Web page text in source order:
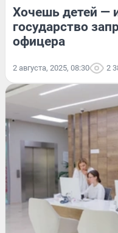
Хочешь детей —
государство
офицера
2 августа, 2025, 08:30 2